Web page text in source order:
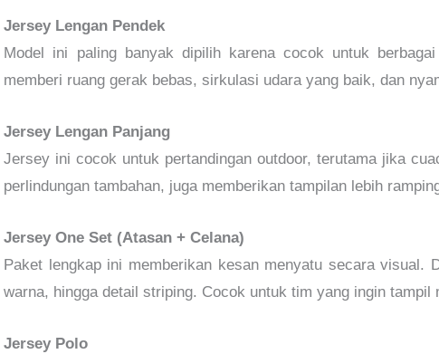
Jersey Lengan Pendek
Model ini paling banyak dipilih karena cocok untuk
memberi ruang gerak bebas, sirkulasi udara yang baik, dan
Jersey Lengan Panjang
Jersey ini cocok untuk pertandingan outdoor, terutama jika
perlindungan tambahan, juga memberikan tampilan lebih
Jersey One Set (Atasan + Celana)
Paket lengkap ini memberikan kesan menyatu secara
warna, hingga detail striping. Cocok untuk tim yang ingin tampil
Jersey Polo